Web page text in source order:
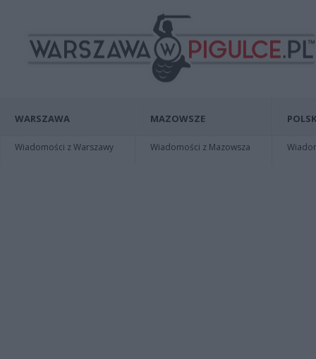
WARSZAWA
Wiadomości z Warszawy
MAZOWSZE
Wiadomości z Mazowsza